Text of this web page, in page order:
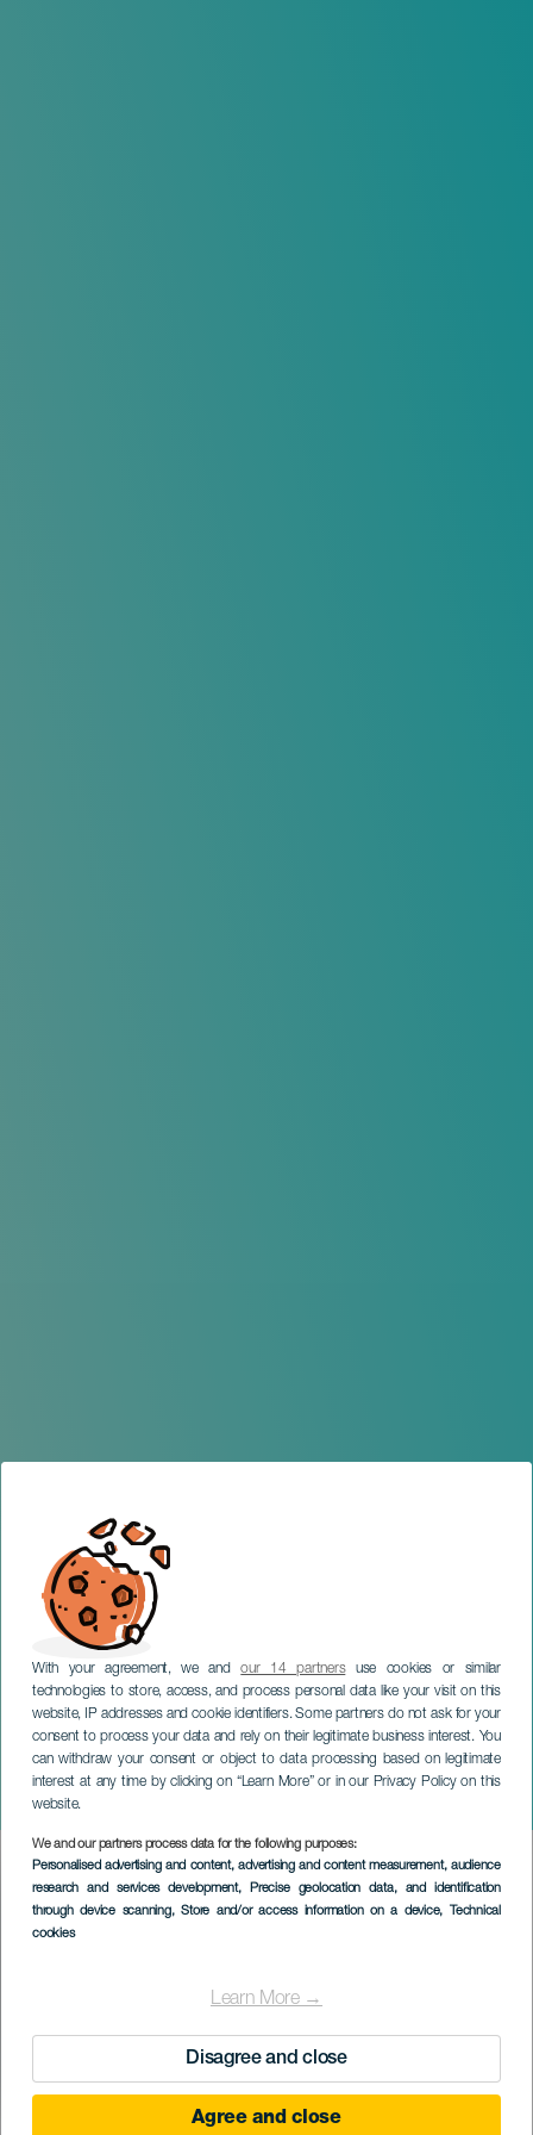
With your agreement, we andour 14 partnersuse cookies or similar
technologies to store, access, and process personal data like your visit on this
website, IP addresses and cookie identifiers. Some partners do not ask for your
consent to process your data and rely on their legitimate business interest. You
can withdraw your consent or object to data processing based on legitimate
interest at any time by clicking on “Learn More” or in our Privacy Policy on this
website.
We and our partners process data for the following purposes:
Personalised advertising and content, advertising and content measurement, audience
research and services development, Precise geolocation data, and identification
through device scanning, Store and/or access information on a device, Technical
cookies
Learn More →
Disagree and close
Agree and close
Feierlichkeiten zu El Pino
in Arinaga
GRAN CANARIA
Imagen
Listado